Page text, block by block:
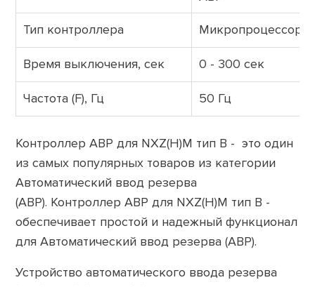
Тип контроллера
Время выключения, сек 0 - 300 сек
Частота (F), Гц 50 Гц
Контроллер АВР для NXZ(H)M тип B - это один
из самых популярных товаров из категории
Автоматический ввод резерва
(АВР). Контроллер АВР для NXZ(H)M тип B -
обеспечивает простой и надежный функционал
для Автоматический ввод резерва (АВР).
Устройство автоматического ввода резерва